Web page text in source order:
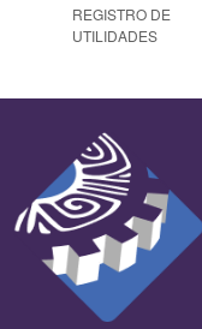
REGISTRO DE
UTILIDADES